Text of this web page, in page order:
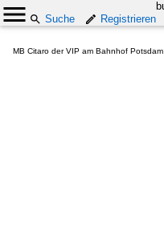
Suche
Registrieren
MB Citaro der VIP am Bahnhof